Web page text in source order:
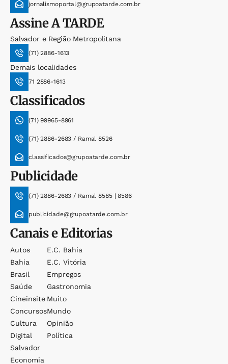
jornalismoportal@grupoatarde.com.br
AssineA TARDE
Salvador e Região Metropolitana
(71) 2886-1613
Demais localidades
71 2886-1613
Classificados
(71) 99965-8961
(71) 2886-2683 / Ramal 8526
classificados@grupoatarde.com.br
Publicidade
(71) 2886-2683 / Ramal 8585 | 8586
publicidade@grupoatarde.com.br
Canais e Editorias
Autos
Bahia
Brasil
Saúde
Cineinsite
Concursos
Cultura
Digital
Salvador
Economia
E.c. Bahia
E.c. Vitória
Empregos
Gastronomia
Muito
Mundo
Opinião
Política